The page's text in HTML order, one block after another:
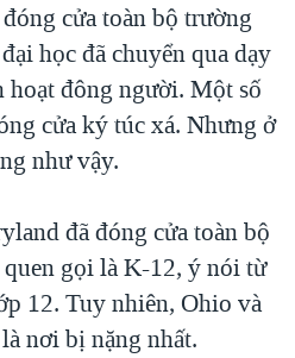
cửa toàn bộ trường
học đã chuyển qua dạy
hoạt đông người. Một số
cửa ký túc xá. Nhưng ở
như vậy.
đã đóng cửa toàn bộ
gọi là K-12, ý nói từ
12. Tuy nhiên, Ohio và
nơi bị nặng nhất.